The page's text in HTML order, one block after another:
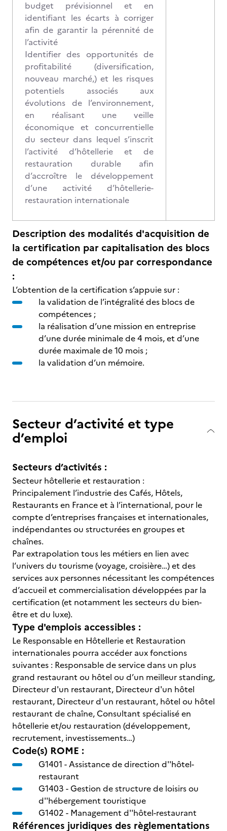
budget prévisionnel et en
identifiant les écarts à corriger
afin de garantir la pérennité de
l’activité
Identifier des opportunités de
profitabilité (diversification,
nouveau marché,) et les risques
potentiels associés aux
évolutions de l’environnement,
en réalisant une veille
économique et concurrentielle
du secteur dans lequel s’inscrit
l’activité d’hôtellerie et de
restauration durable afin
d’accroître le développement
d’une activité d’hôtellerie-
restauration internationale
Description des modalités d'acquisition de
la certification par capitalisation des blocs
de compétences et/ou par correspondance
:
L’obtention de la certification s’appuie sur :
la validation de l’intégralité des blocs de
compétences ;
la réalisation d’une mission en entreprise
d’une durée minimale de 4 mois, et d’une
durée maximale de 10 mois ;
la validation d’un mémoire.
Secteur d’activité et type
d’emploi
Secteurs d’activités :
Secteur hôtellerie et restauration :
Principalement l’industrie des Cafés, Hôtels,
Restaurants en France et à l’international, pour le
compte d’entreprises françaises et internationales,
indépendantes ou structurées en groupes et
chaînes.
Par extrapolation tous les métiers en lien avec
l’univers du tourisme (voyage, croisière…) et des
services aux personnes nécessitant les compétences
d’accueil et commercialisation développées par la
certification (et notamment les secteurs du bien-
être et du luxe).
Type d'emplois accessibles :
Le Responsable en Hôtellerie et Restauration
internationales pourra accéder aux fonctions
suivantes : Responsable de service dans un plus
grand restaurant ou hôtel ou d’un meilleur standing,
Directeur d'un restaurant, Directeur d'un hôtel
restaurant, Directeur d'un restaurant, hôtel ou hôtel
restaurant de chaîne, Consultant spécialisé en
hôtellerie et/ou restauration (développement,
recrutement, investissements…)
Code(s) ROME :
G1401 -Assistance de direction d''hôtel-
restaurant
G1403 -Gestion de structure de loisirs ou
d''hébergement touristique
G1402 - Management d''hôtel-restaurant
Références juridiques des règlementations